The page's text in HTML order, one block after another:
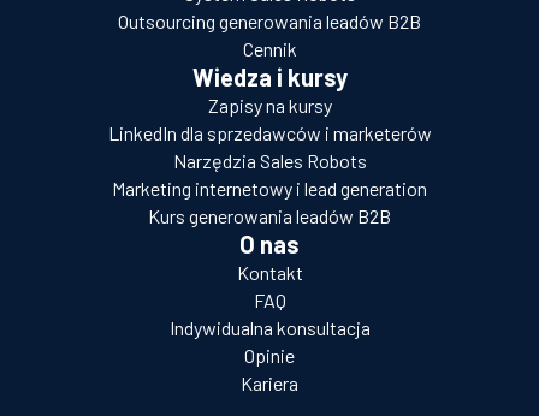
Outsourcing generowania leadów B2B
Cennik
Wiedza i kursy
Zapisy na kursy
LinkedIn dla sprzedawców i marketerów
Narzędzia Sales Robots
Marketing internetowy i lead generation
Kurs generowania leadów B2B
O nas
Kontakt
FAQ
Indywidualna konsultacja
Opinie
Kariera